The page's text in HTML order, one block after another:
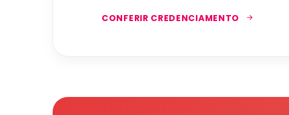
CONFERIR CREDENCIAMENTO